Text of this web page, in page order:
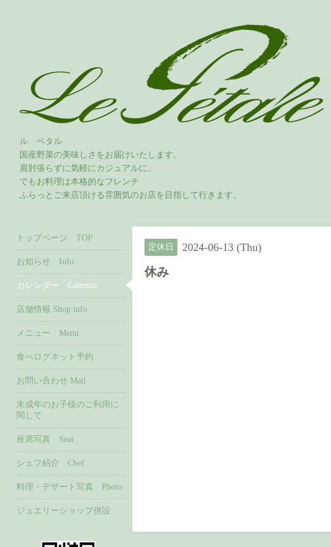
ル ペタル
国産野菜の美味しさをお届けいたします。
肩肘張らずに気軽にカジュアルに。
でもお料理は本格的なフレンチ
ふらっとご来店頂ける雰囲気のお店を目指して行きます。
定休日 2024-06-13 (Thu)
休み
トップページ TOP
お知らせ Info
カレンダー Calendar
店舗情報 Shop info
メニュー Menu
食べログネット予約
お問い合わせ Mail
未成年のお子様のご利用に
関して
座席写真 Seat
シェフ紹介 Chef
料理・デザート写真 Photo
ジュエリーショップ併設